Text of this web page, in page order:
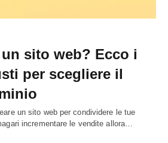
sito web? Ecco i
per scegliere il
un sito web per condividere le tue
incrementare le vendite allora…